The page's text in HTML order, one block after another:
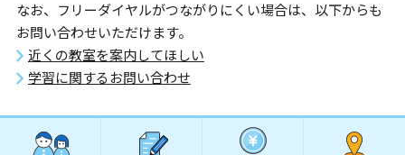
なお、フリーダイヤルがつながりにくい場合は、以下からも
お問い合わせいただけます。
近くの教室を案内してほしい
学習に関するお問い合わせ